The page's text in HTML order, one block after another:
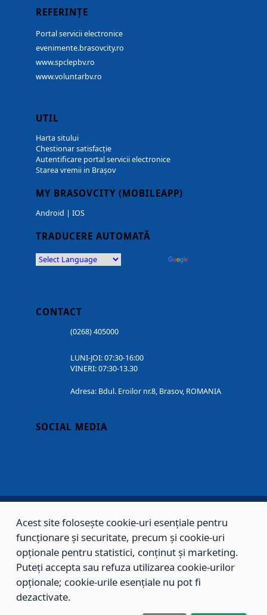
REFERINȚE
Portal servicii electronice
evenimente.brasovcity.ro
www.spclepbv.ro
www.voluntarbv.ro
UTIL
Harta sitului
Chestionar satisfacție
Autentificare portal servicii electronice
Starea vremii in Brașov
MY BRASOVCITY (MOBILEAPP)
Android | IOS
TRADUCERE AUTOMATĂ
CONTACT
(0268) 405000
LUNI-JOI: 07:30-16:00
VINERI: 07:30-13.30
Adresa: Bdul. Eroilor nr.8, Brasov, ROMANIA
SOCIAL MEDIA
Copyright © 2002 - 2026 - PRIMĂRIA MUNICIPIULUI BRAȘOV, toate drepturile
rezervate.
Sitemap Contact
Acest site folosește cookie-uri esențiale pentru
funcționare și securitate, precum și cookie-uri
opționale pentru statistici, conținut și marketing.
Puteți accepta sau refuza utilizarea cookie-urilor
opționale; cookie-urile esențiale nu pot fi
dezactivate.